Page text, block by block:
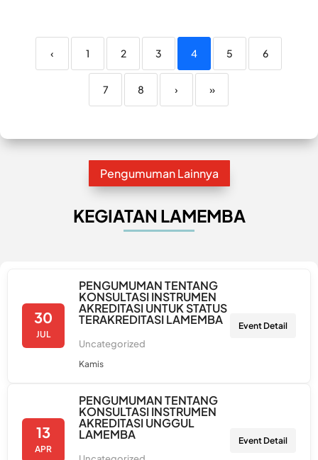
‹ 1 2 3 4 5 6
7 8 › »
Pengumuman Lainnya
KEGIATAN LAMEMBA
30
JUL
PENGUMUMAN TENTANG
KONSULTASI INSTRUMEN
AKREDITASI UNTUK STATUS
TERAKREDITASI LAMEMBA
Uncategorized
Kamis
Event Detail
13
APR
PENGUMUMAN TENTANG
KONSULTASI INSTRUMEN
AKREDITASI UNGGUL
LAMEMBA Event Detail